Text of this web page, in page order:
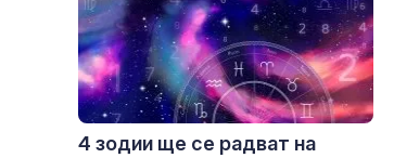
4 зодии ще се радват на